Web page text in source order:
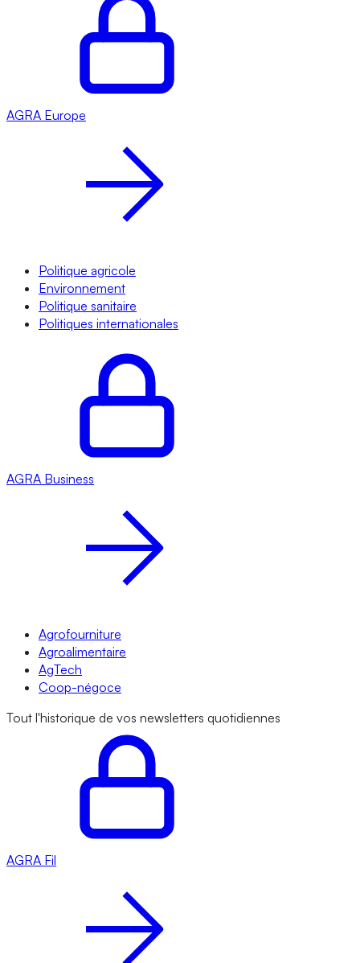
AGRA Europe
Politique agricole
Environnement
Politique sanitaire
Politiques internationales
AGRA Business
Agrofourniture
Agroalimentaire
AgTech
Coop-négoce
Tout l'historique de vos newsletters quotidiennes
AGRA Fil